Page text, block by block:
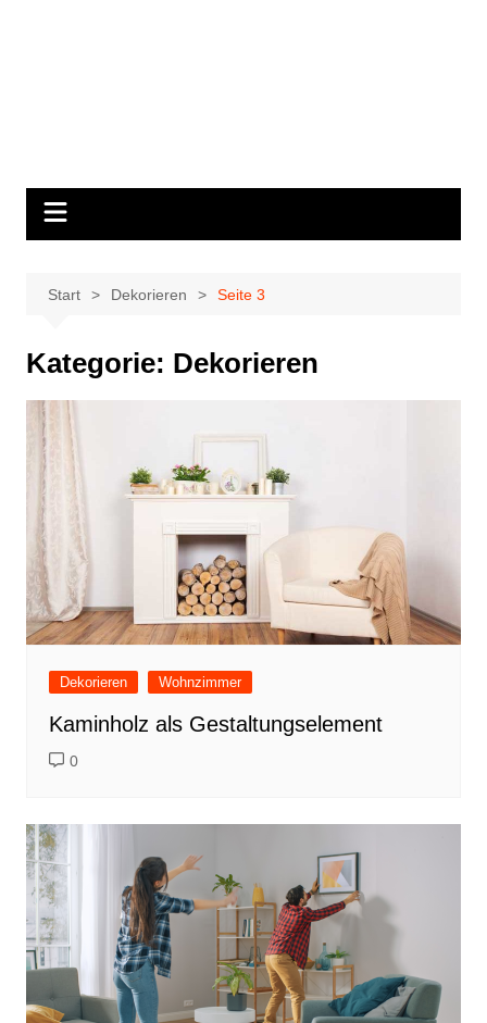
Start Dekorieren Seite 3
Kategorie: Dekorieren
Dekorieren Wohnzimmer
Kaminholz als Gestaltungselement
0